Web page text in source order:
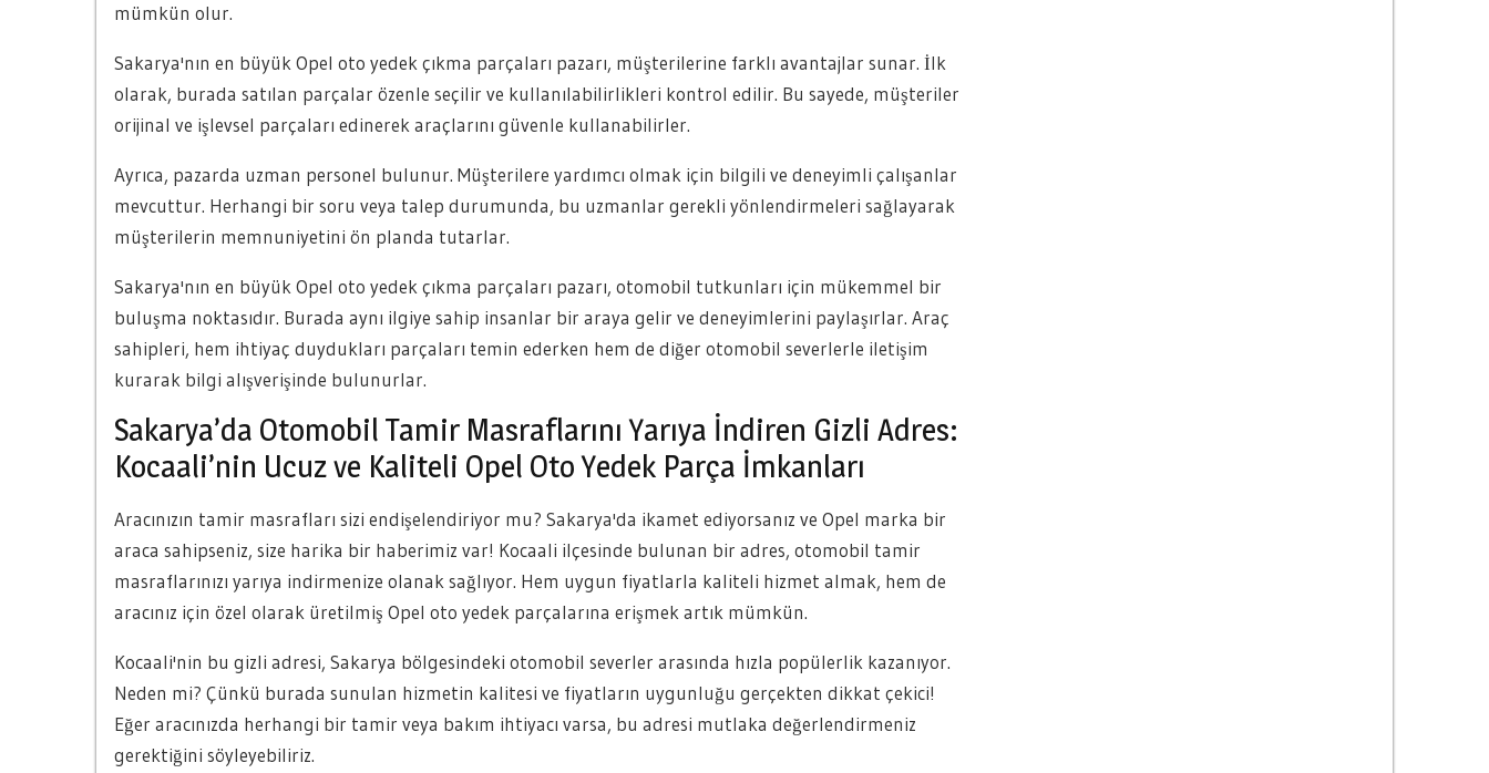
mümkün olur.
Sakarya'nın en büyük Opel oto yedek çıkma parçaları pazarı, müşterilerine farklı avantajlar sunar. İlk
olarak, burada satılan parçalar özenle seçilir ve kullanılabilirlikleri kontrol edilir. Bu sayede, müşteriler
orijinal ve işlevsel parçaları edinerek araçlarını güvenle kullanabilirler.
Ayrıca, pazarda uzman personel bulunur. Müşterilere yardımcı olmak için bilgili ve deneyimli çalışanlar
mevcuttur. Herhangi bir soru veya talep durumunda, bu uzmanlar gerekli yönlendirmeleri sağlayarak
müşterilerin memnuniyetini ön planda tutarlar.
Sakarya'nın en büyük Opel oto yedek çıkma parçaları pazarı, otomobil tutkunları için mükemmel bir
buluşma noktasıdır. Burada aynı ilgiye sahip insanlar bir araya gelir ve deneyimlerini paylaşırlar. Araç
sahipleri, hem ihtiyaç duydukları parçaları temin ederken hem de diğer otomobil severlerle iletişim
kurarak bilgi alışverişinde bulunurlar.
Sakarya’da Otomobil Tamir Masraflarını Yarıya İndiren Gizli Adres:
Kocaali’nin Ucuz ve Kaliteli Opel Oto Yedek Parça İmkanları
Aracınızın tamir masrafları sizi endişelendiriyor mu? Sakarya'da ikamet ediyorsanız ve Opel marka bir
araca sahipseniz, size harika bir haberimiz var! Kocaali ilçesinde bulunan bir adres, otomobil tamir
masraflarınızı yarıya indirmenize olanak sağlıyor. Hem uygun fiyatlarla kaliteli hizmet almak, hem de
aracınız için özel olarak üretilmiş Opel oto yedek parçalarına erişmek artık mümkün.
Kocaali'nin bu gizli adresi, Sakarya bölgesindeki otomobil severler arasında hızla popülerlik kazanıyor.
Neden mi? Çünkü burada sunulan hizmetin kalitesi ve fiyatların uygunluğu gerçekten dikkat çekici!
Eğer aracınızda herhangi bir tamir veya bakım ihtiyacı varsa, bu adresi mutlaka değerlendirmeniz
gerektiğini söyleyebiliriz.